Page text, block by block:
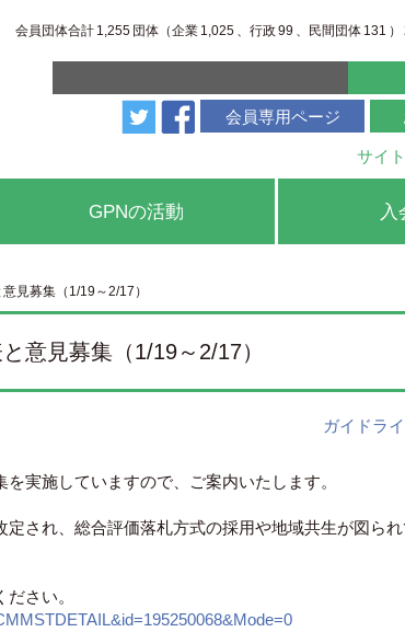
会員団体合計 1,255 団体（企業 1,025 、行政99 、 民間団体 131 ）
会員専用ページ
サイ
GPNの活動 入
見募集（1/19～2/17）
意見募集（1/19～2/17）
ガイドラ
実施していますので、ご案内いたします。
され、総合評価落札方式の採用や地域共生が図ら
さい。